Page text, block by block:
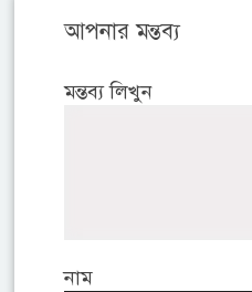
আপনার মন্তব্য
মন্তব্য লিখুন
নাম